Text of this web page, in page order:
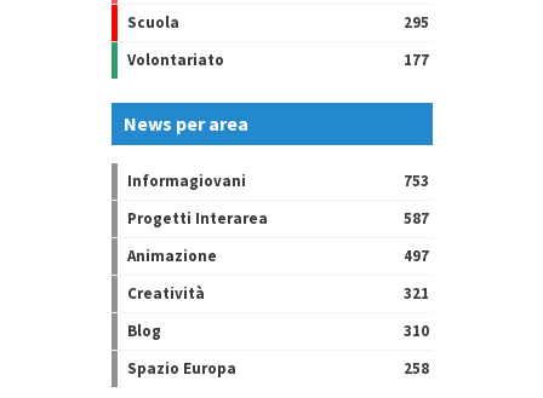
Scuola
295
Volontariato
177
News per area
Informagiovani
753
Progetti Interarea
587
Animazione
497
Creatività
321
Blog
310
Spazio Europa
258